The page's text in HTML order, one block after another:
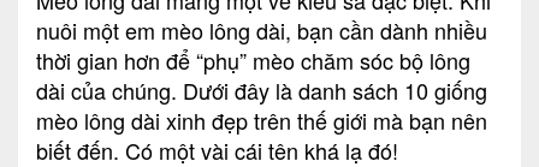
nuôi một em mèo lông dài, bạn cần dành nhiều
thời gian hơn để “phụ” mèo chăm sóc bộ lông
dài của chúng. Dưới đây là danh sách 10 giống
mèo lông dài xinh đẹp trên thế giới mà bạn nên
biết đến. Có một vài cái tên khá lạ đó!